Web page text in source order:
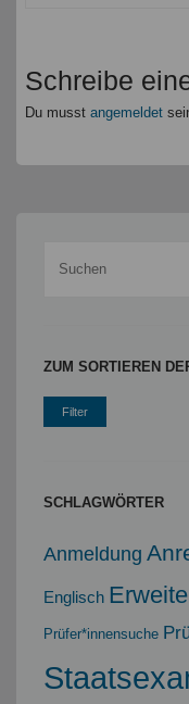
Schreibe
Du musstangemeldet
ZUM SORTIEREN
SCHLAGWÖRTER
Anmeldung
Englisch
Prüfer*innensuche